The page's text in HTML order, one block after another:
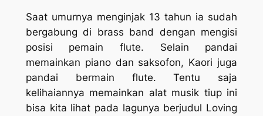
Saat umurnya menginjak 13 tahun ia sudah
bergabung di brass band dengan mengisi
posisi pemain flute. Selain pandai
memainkan piano dan saksofon, Kaori juga
pandai bermain flute. Tentu saja
kelihaiannya memainkan alat musik tiup ini
bisa kita lihat pada lagunya berjudul Loving